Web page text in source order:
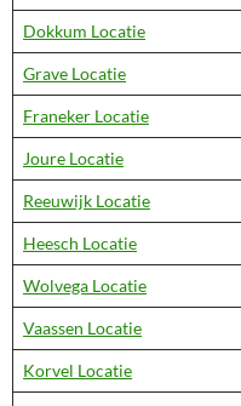
Dokkum Locatie
Grave Locatie
Franeker Locatie
Joure Locatie
Reeuwijk Locatie
Heesch Locatie
Wolvega Locatie
Vaassen Locatie
Korvel Locatie